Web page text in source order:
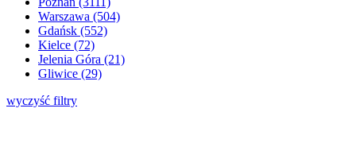
Warszawa (504)
Gdańsk (552)
Kielce (72)
Jelenia Góra (21)
Gliwice (29)
wyczyść filtry